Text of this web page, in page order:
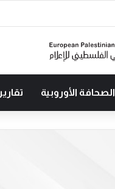
الصحافة الأوروبية تقارير